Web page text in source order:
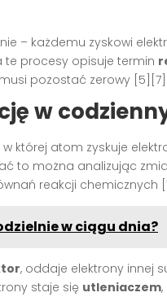
– każdemu zyskowi
te procesy opisuje termin
pozostać zerowy
w
której atom zyskuje
to można analizując
reakcji chemicznych
w ciągu dnia?
, oddaje elektrony innej
staje się utleniaczem